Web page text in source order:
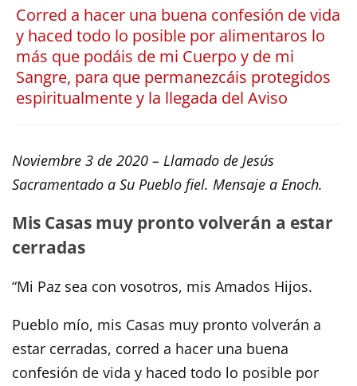
Corred a hacer una buena confesión de vida
y haced todo lo posible por alimentaros lo
más que podáis de mi Cuerpo y de mi
Sangre, para que permanezcáis protegidos
espiritualmente y la llegada del Aviso
Noviembre 3 de 2020 – Llamado de Jesús
Sacramentado a Su Pueblo fiel. Mensaje a Enoch.
Mis Casas muy pronto volverán a estar
cerradas
“Mi Paz sea con vosotros, mis Amados Hijos.
Pueblo mío, mis Casas muy pronto volverán a
estar cerradas, corred a hacer una buena
confesión de vida y haced todo lo posible por